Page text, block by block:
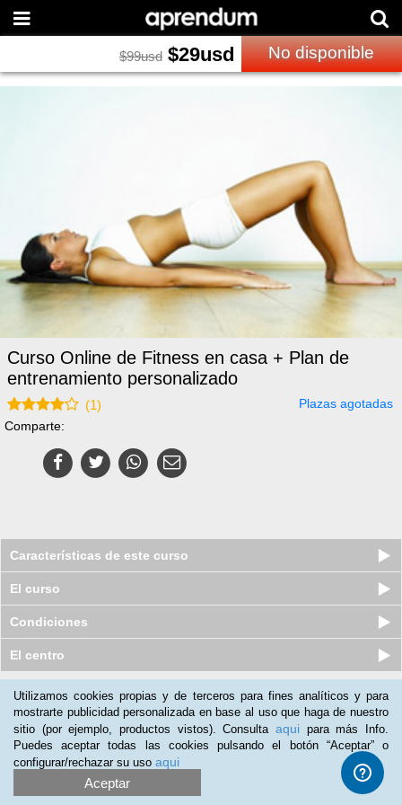
$99usd $29usd No disponible
Curso Online de Fitness en casa + Plan de
entrenamiento personalizado
(1)
Plazas agotadas
Comparte:
Características de este curso
El curso
Condiciones
El centro
Nuestros clientes opinan:
Patricia(02-06-2014)
El curso fácil, ameno y corto.
Utilizamos cookies propias y de terceros para fines analíticos y para
mostrarte publicidad personalizada en base al uso que haga de nuestro
sitio (por ejemplo, productos vistos). Consulta aqui para más Info.
Puedes aceptar todas las cookies pulsando el botón “Aceptar” o
configurar/rechazar su uso aqui
Aceptar